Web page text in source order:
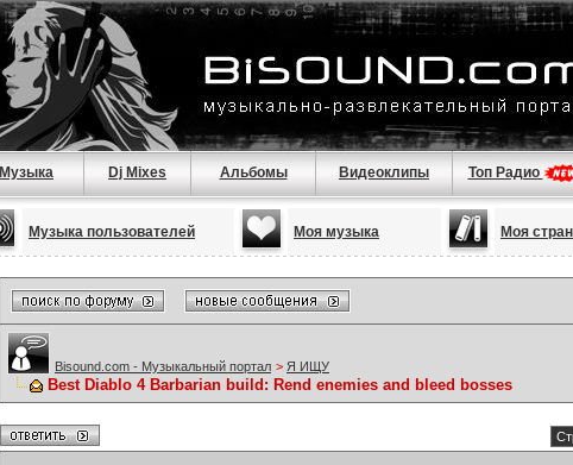
Музыка Dj Mixes Альбомы Видеоклипы Топ Радио
Музыка пользователей Моя музыка Моя
Bisound.com - Музыкальный портал > Я ИЩУ
Best Diablo 4 Barbarian build: Rend enemies and bleed bosses